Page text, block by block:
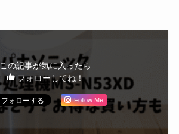
この記事が気に入ったら
フォローしてね！
Follow Me